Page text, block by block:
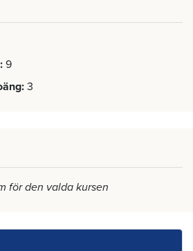
9
3
för den valda kursen